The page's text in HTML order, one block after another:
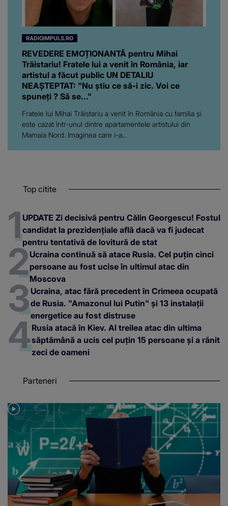
RADIOIMPULS.RO
REVEDERE EMOȚIONANTĂ pentru Mihai
Trăistariu! Fratele lui a venit în România, iar
artistul a făcut public UN DETALIU
NEAȘTEPTAT: "Nu știu ce să-i zic. Voi ce
spuneți ? Să se..."
Fratele lui Mihai Trăistariu a venit în România cu familia și
este cazat într-unul dintre apartamentele artistului din
Mamaia Nord. Imaginea care i-a...
Top citite
UPDATE Zi decisivă pentru Călin Georgescu! Fostul
candidat la prezidențiale află dacă va fi judecat
pentru tentativă de lovitură de stat
Ucraina continuă să atace Rusia. Cel puțin cinci
persoane au fost ucise în ultimul atac din
Moscova
Ucraina, atac fără precedent în Crimeea ocupată
de Rusia. "Amazonul lui Putin" și 13 instalații
energetice au fost distruse
Rusia atacă în Kiev. Al treilea atac din ultima
săptămână a ucis cel puțin 15 persoane și a rănit
zeci de oameni
Parteneri